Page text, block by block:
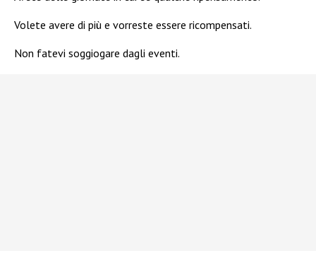
Volete avere di più e vorreste essere ricompensati.
Non fatevi soggiogare dagli eventi.